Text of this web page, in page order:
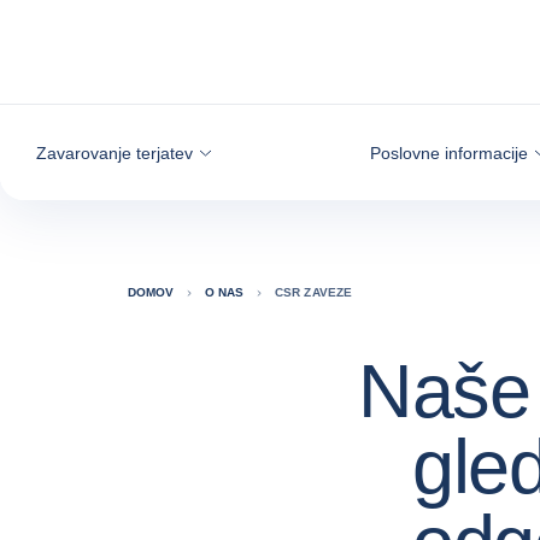
Zavarovanje terjatev Poslovne informacije
DOMOV O NAS CSR ZAVEZE